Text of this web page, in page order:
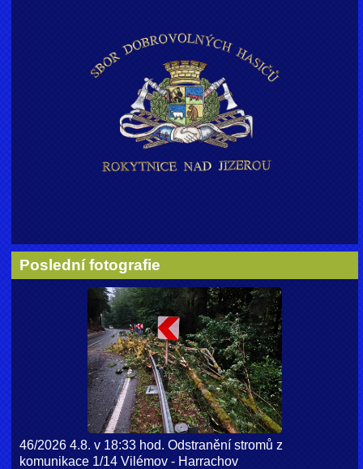
Poslední fotografie
46/2026 4.8. v 18:33 hod. Odstranění stromů z
komunikace 1/14 Vilémov - Harrachov